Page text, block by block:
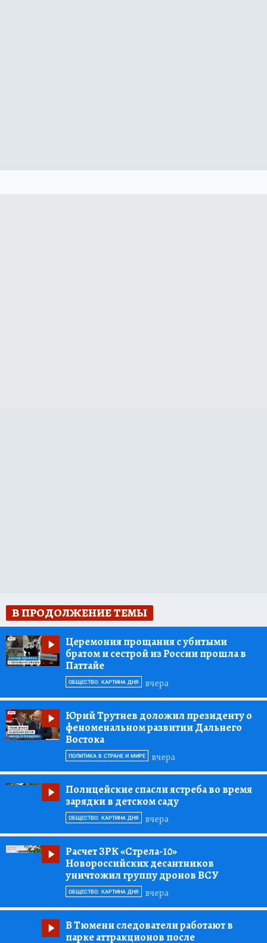
В ПРОДОЛЖЕНИЕ ТЕМЫ
Церемония прощания с убитыми
братом и сестрой из России прошла в
Паттайе
вчера
ОБЩЕСТВО: КАРТИНА ДНЯ
Юрий Трутнев доложил президенту о
феноменальном развитии Дальнего
Востока
вчера
ПОЛИТИКА В СТРАНЕ И МИРЕ
Полицейские спасли ястреба во время
зарядки в детском саду
вчера
ОБЩЕСТВО: КАРТИНА ДНЯ
Расчет ЗРК «Стрела-10»
Новороссийских десантников
уничтожил группу дронов ВСУ
вчера
ОБЩЕСТВО: КАРТИНА ДНЯ
В Тюмени следователи работают в
парке аттракционов после